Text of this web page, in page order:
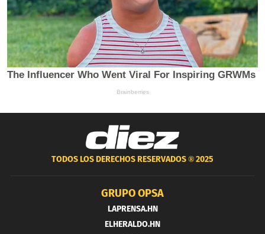
TODOS LOS DERECHOS RESERVADOS ®2025
GRUPO OPSA
LAPRENSA.HN
ELHERALDO.HN